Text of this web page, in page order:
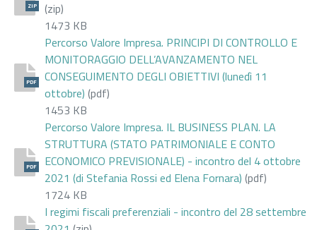
ZIP
(zip)
1473 KB
PDF
Percorso Valore Impresa. PRINCIPI DI CONTROLLO E
MONITORAGGIO DELL’AVANZAMENTO NEL
CONSEGUIMENTO DEGLI OBIETTIVI (lunedì 11
ottobre) (pdf)
1453 KB
PDF
Percorso Valore Impresa. IL BUSINESS PLAN. LA
STRUTTURA (STATO PATRIMONIALE E CONTO
ECONOMICO PREVISIONALE) - incontro del 4 ottobre
2021 (di Stefania Rossi ed Elena Fornara) (pdf)
1724 KB
I regimi fiscali preferenziali - incontro del 28 settembre